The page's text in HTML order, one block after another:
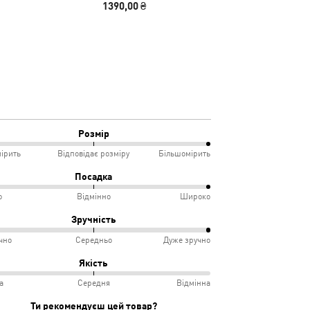
1390,00 ₴
Розмір
Відповідає розміру Більшомірить
Посадка
Відмінно Широко
Зручність
Середньо Дуже зручно
Якість
Середня Відмінна
Ти рекомендуєш цей товар?